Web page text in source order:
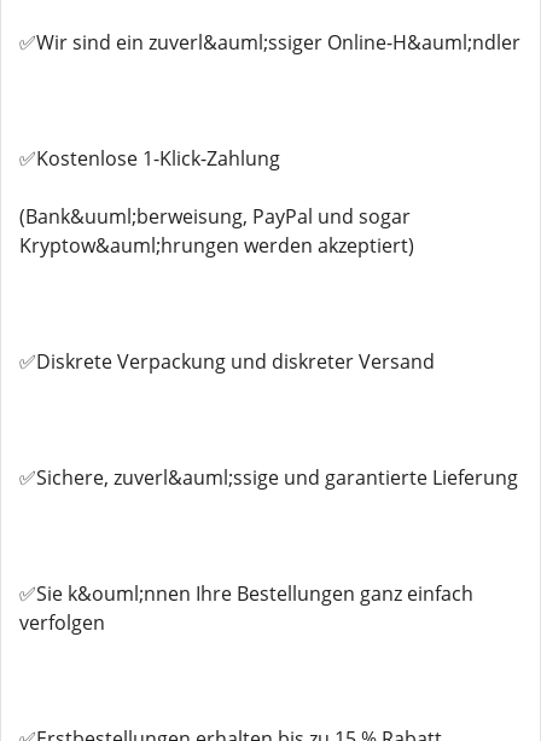
✅Wir sind ein zuverl&auml;ssiger Online-H&auml;ndler
✅Kostenlose 1-Klick-Zahlung
(Bank&uuml;berweisung, PayPal und sogar
Kryptow&auml;hrungen werden akzeptiert)
✅Diskrete Verpackung und diskreter Versand
✅Sichere, zuverl&auml;ssige und garantierte Lieferung
✅Sie k&ouml;nnen Ihre Bestellungen ganz einfach
verfolgen